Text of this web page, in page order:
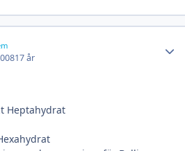
17 år
Heptahydrat